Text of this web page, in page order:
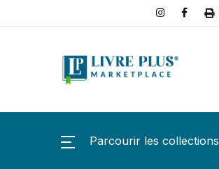
Parcourir les collections